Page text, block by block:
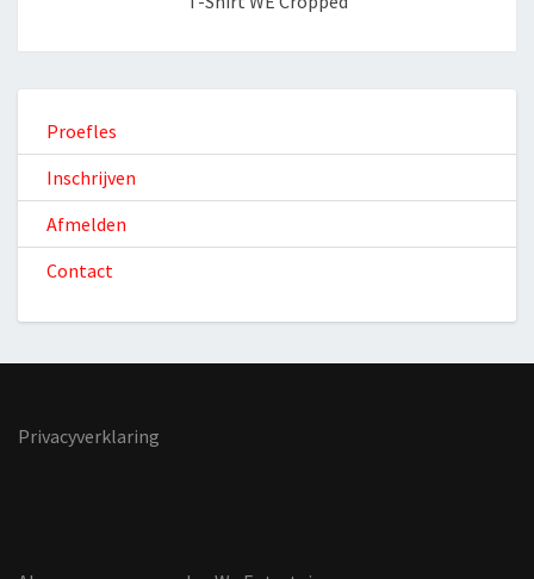
Proefles
Inschrijven
Afmelden
Contact
Privacyverklaring